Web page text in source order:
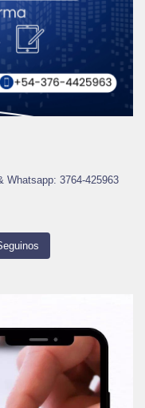
Whatsapp: 3764-425963